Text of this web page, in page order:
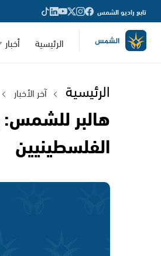
تابع راديو الشمس
الرئيسية أخبار
الرئيسية آخر الأخبار
هالبر
الفلسطينيين